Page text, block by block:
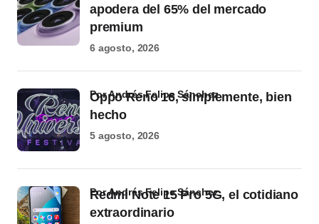
apodera del 65% del mercado
premium
6 agosto, 2026
Oppo Reno 16, simplemente, bien
hecho
por Andrés Felipe Sánchez
5 agosto, 2026
Redmi Note 15 Pro 5G, el cotidiano
extraordinario
por Andrés Felipe Sánchez